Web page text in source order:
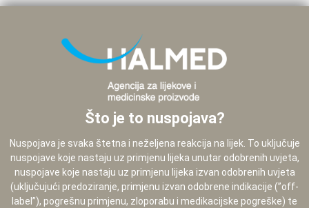
Što je to nuspojava?
Nuspojava je svaka štetna i neželjena reakcija na lijek. To uključuje
nuspojave koje nastaju uz primjenu lijeka unutar odobrenih uvjeta,
nuspojave koje nastaju uz primjenu lijeka izvan odobrenih uvjeta
(uključujući predoziranje, primjenu izvan odobrene indikacije (”off-
label”), pogrešnu primjenu, zloporabu i medikacijske pogreške) te